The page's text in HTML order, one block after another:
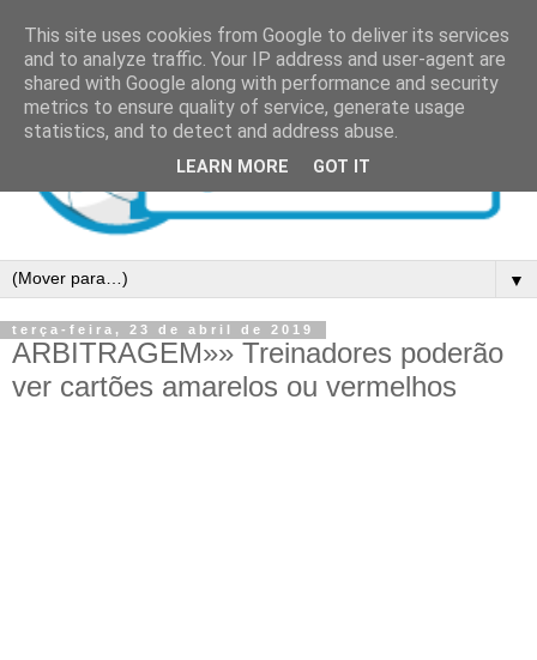
▼
terça-feira, 23 de abril de 2019
ARBITRAGEM»» Treinadores poderão
ver cartões amarelos ou vermelhos
This site uses cookies from Google to deliver its services
and to analyze traffic. Your IP address and user-agent are
shared with Google along with performance and security
metrics to ensure quality of service, generate usage
statistics, and to detect and address abuse.
LEARN MORE GOT IT